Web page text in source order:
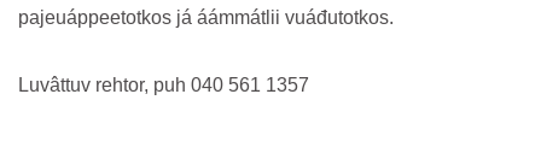
pajeuáppeetotkos já áámmátlii vuáđutotkos.
Luvâttuv rehtor, puh 040 561 1357